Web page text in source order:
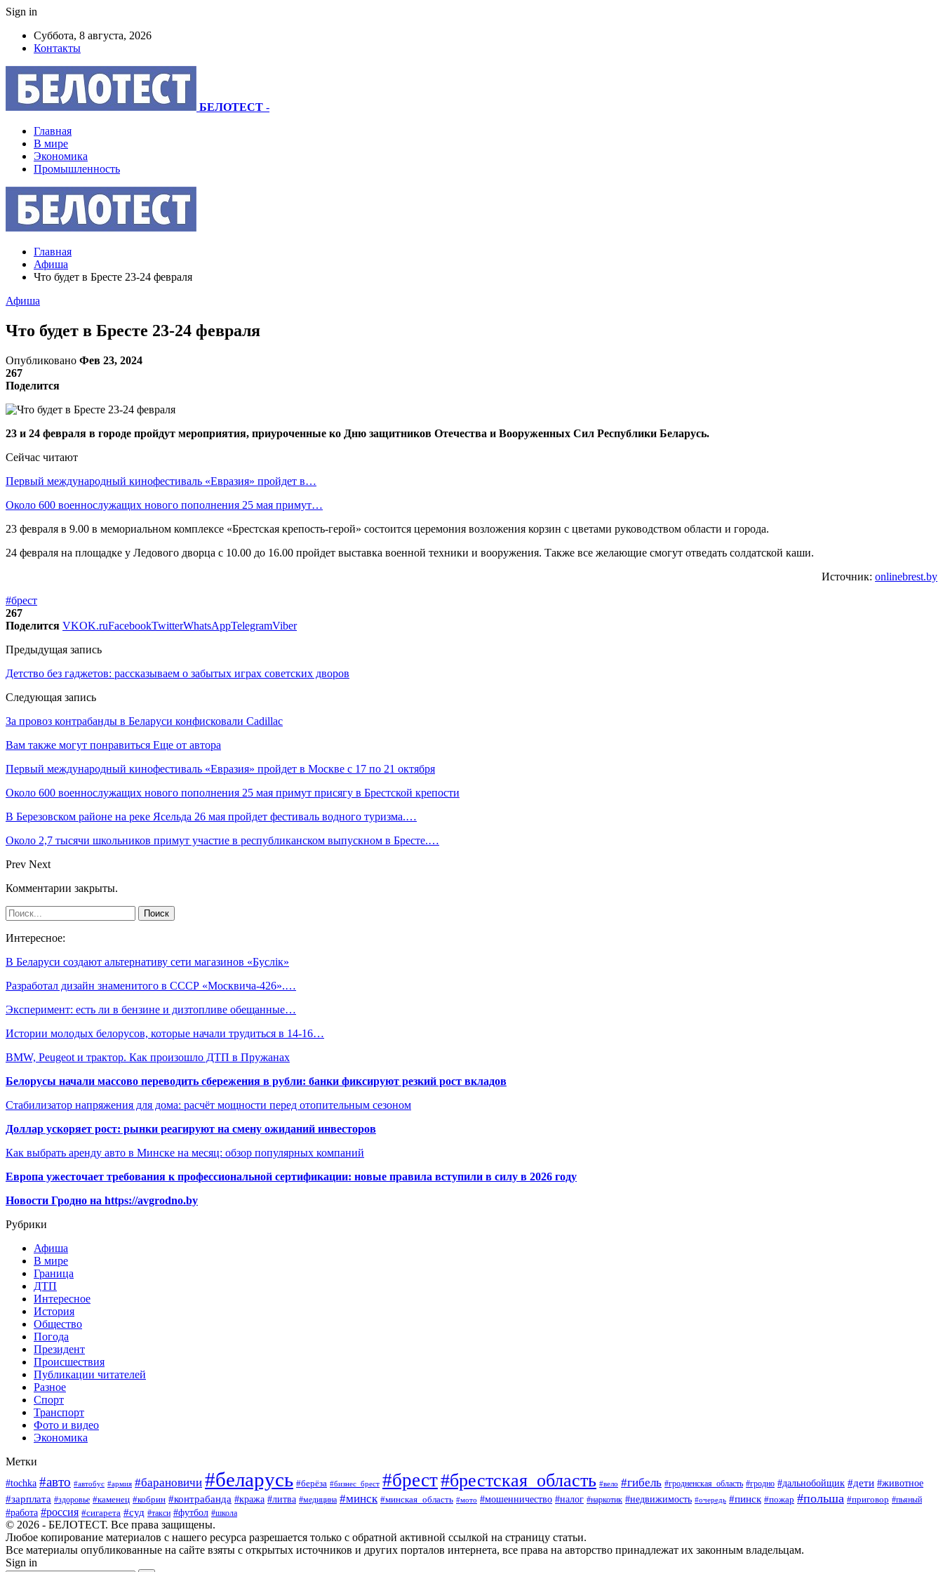
Sign in
Суббота, 8 августа, 2026
Контакты
БЕЛОТЕСТ -
Главная
В мире
Экономика
Промышленность
Главная
Афиша
Что будет в Бресте 23-24 февраля
Афиша
Что будет в Бресте 23-24 февраля
Опубликовано Фев 23, 2024
267
Поделится
23 и 24 февраля в городе пройдут мероприятия, приуроченные ко Дню защитников Отечества и Вооруженных Сил Республики Беларусь.
Сейчас читают
Первый международный кинофестиваль «Евразия» пройдет в…
Около 600 военнослужащих нового пополнения 25 мая примут…
23 февраля в 9.00 в мемориальном комплексе «Брестская крепость-герой» состоится церемония возложения корзин с цветами руководством области и города.
24 февраля на площадке у Ледового дворца с 10.00 до 16.00 пройдет выставка военной техники и вооружения. Также все желающие смогут отведать солдатской каши.
Источник: onlinebrest.by
#брест
267
Поделится VKOK.ruFacebookTwitterWhatsAppTelegramViber
Предыдущая запись
Детство без гаджетов: рассказываем о забытых играх советских дворов
Следующая запись
За провоз контрабанды в Беларуси конфисковали Cadillac
Вам также могут понравиться Еще от автора
Первый международный кинофестиваль «Евразия» пройдет в Москве с 17 по 21 октября
Около 600 военнослужащих нового пополнения 25 мая примут присягу в Брестской крепости
В Березовском районе на реке Ясельда 26 мая пройдет фестиваль водного туризма.…
Около 2,7 тысячи школьников примут участие в республиканском выпускном в Бресте.…
Prev Next
Комментарии закрыты.
Интересное:
В Беларуси создают альтернативу сети магазинов «Буслiк»
Разработал дизайн знаменитого в СССР «Москвича-426».…
Эксперимент: есть ли в бензине и дизтопливе обещанные…
Истории молодых белорусов, которые начали трудиться в 14-16…
BMW, Peugeot и трактор. Как произошло ДТП в Пружанах
Белорусы начали массово переводить сбережения в рубли: банки фиксируют резкий рост вкладов
Стабилизатор напряжения для дома: расчёт мощности перед отопительным сезоном
Доллар ускоряет рост: рынки реагируют на смену ожиданий инвесторов
Как выбрать аренду авто в Минске на месяц: обзор популярных компаний
Европа ужесточает требования к профессиональной сертификации: новые правила вступили в силу в 2026 году
Новости Гродно на https://avgrodno.by
Рубрики
Афиша
В мире
Граница
ДТП
Интересное
История
Общество
Погода
Президент
Происшествия
Публикации читателей
Разное
Спорт
Транспорт
Фото и видео
Экономика
Метки
#tochka #авто #автобус #армия #барановичи #беларусь #берёза #бизнес_брест #брест#брестская_область #вело #гибель #гродненская_область #гродно #дальнобойщик #дети #животное
#зарплата #здоровье #каменец #кобрин #контрабанда #кража #литва #медицина #минск #минская_область #мото #мошенничество #налог #наркотик #недвижимость #очередь #пинск #пожар #польша #приговор #пьяный
#работа #россия #сигарета #суд #такси #футбол #школа
© 2026 - БЕЛОТЕСТ. Все права защищены.
Любое копирование материалов с нашего ресурса разрешается только с обратной активной ссылкой на страницу статьи.
Все материалы опубликованные на сайте взяты с открытых источников и других порталов интернета, все права на авторство принадлежат их законным владельцам.
Sign in